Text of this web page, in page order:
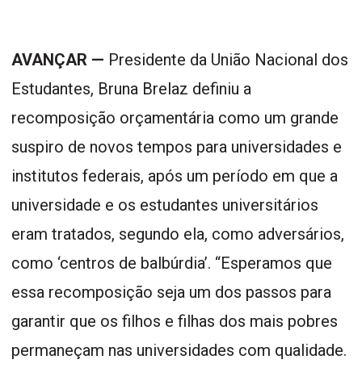
AVANÇAR — Presidente da União Nacional dos
Estudantes, Bruna Brelaz definiu a
recomposição orçamentária como um grande
suspiro de novos tempos para universidades e
institutos federais, após um período em que a
universidade e os estudantes universitários
eram tratados, segundo ela, como adversários,
como ‘centros de balbúrdia’. “Esperamos que
essa recomposição seja um dos passos para
garantir que os filhos e filhas dos mais pobres
permaneçam nas universidades com qualidade.